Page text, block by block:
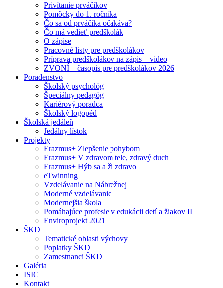
Privítanie prváčikov
Pomôcky do 1. ročníka
Čo sa od prváčika očakáva?
Čo má vedieť predškolák
O zápise
Pracovné listy pre predškolákov
Príprava predškolákov na zápis – video
ZVONÍ – časopis pre predškolákov 2026
Poradenstvo
Školský psychológ
Špeciálny pedagóg
Kariérový poradca
Školský logopéd
Školská jedáleň
Jedálny lístok
Projekty
Erazmus+ Zlepšenie pohybom
Erazmus+ V zdravom tele, zdravý duch
Erazmus+ Hýb sa a ži zdravo
eTwinning
Vzdelávanie na Nábrežnej
Moderné vzdelávanie
Modernejšia škola
Pomáhajúce profesie v edukácii detí a žiakov II
Enviroprojekt 2021
ŠKD
Tematické oblasti výchovy
Poplatky ŠKD
Zamestnanci ŠKD
Galéria
ISIC
Kontakt